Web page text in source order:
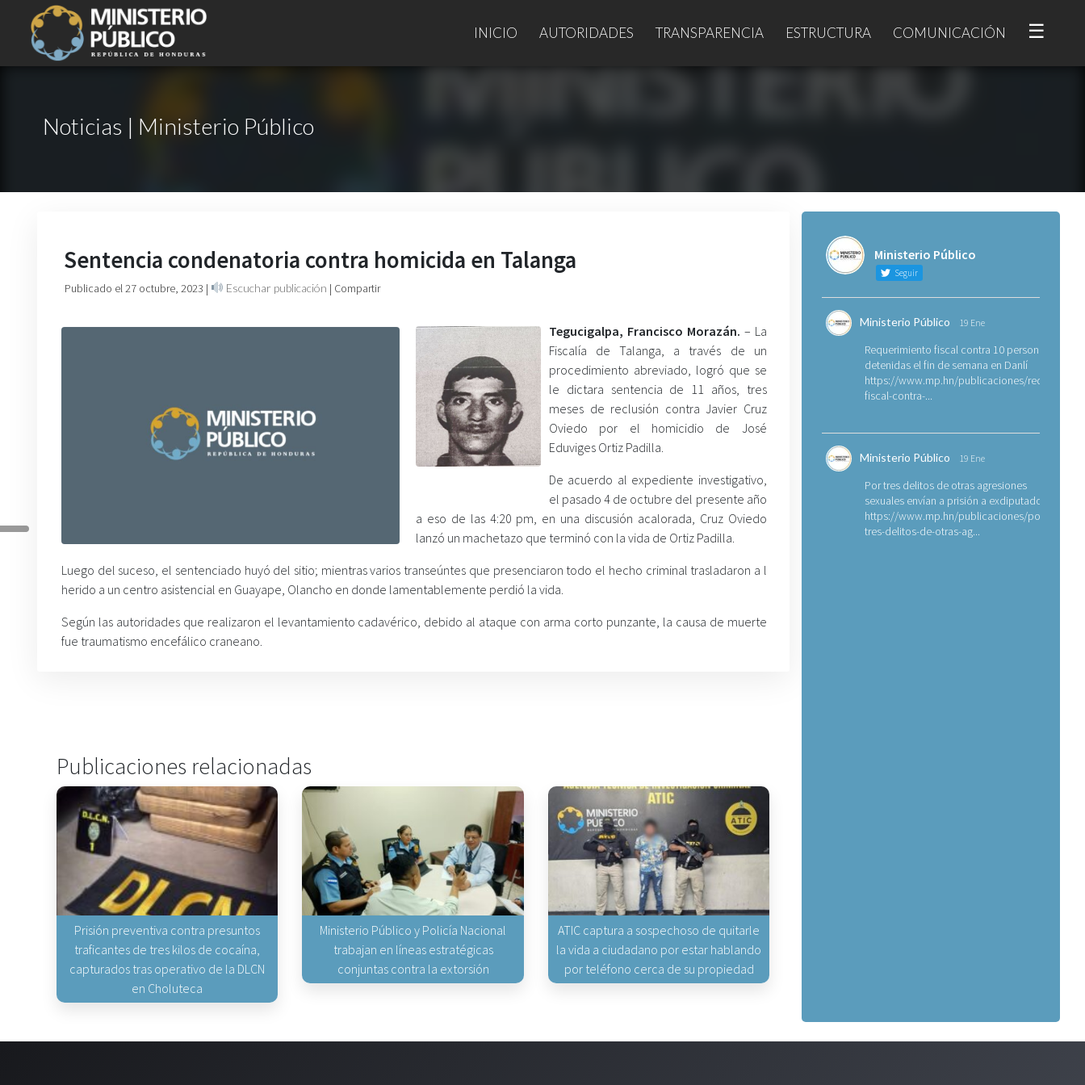
INICIO AUTORIDADES TRANSPARENCIA ESTRUCTURA COMUNICACIÓN ☰
Noticias | Ministerio Público
Sentencia condenatoria contra homicida en Talanga
Publicado el 27 octubre, 2023 | Escuchar publicación | Compartir
Tegucigalpa, Francisco Morazán. – La
Fiscalía de Talanga, a través de un
procedimiento abreviado, logró que se
le dictara sentencia de 11 años, tres
meses de reclusión contra Javier Cruz
Oviedo por el homicidio de José
Eduviges Ortiz Padilla.
De acuerdo al expediente investigativo,
el pasado 4 de octubre del presente año
a eso de las 4:20 pm, en una discusión acalorada, Cruz Oviedo
lanzó un machetazo que terminó con la vida de Ortiz Padilla.
Luego del suceso, el sentenciado huyó del sitio; mientras varios transeúntes que presenciaron todo el hecho criminal trasladaron a l
herido a un centro asistencial en Guayape, Olancho en donde lamentablemente perdió la vida.
Según las autoridades que realizaron el levantamiento cadavérico, debido al ataque con arma corto punzante, la causa de muerte
fue traumatismo encefálico craneano.
Publicaciones relacionadas
Prisión preventiva contra presuntos
traficantes de tres kilos de cocaína,
capturados tras operativo de la DLCN
en Choluteca
Ministerio Público y Policía Nacional
trabajan en líneas estratégicas
conjuntas contra la extorsión
ATIC captura a sospechoso de quitarle
la vida a ciudadano por estar hablando
por teléfono cerca de su propiedad
Ministerio Público
Seguir
Ministerio Público 19 Ene
Requerimiento fiscal contra 10 personas
detenidas el fin de semana en Danlí
https://www.mp.hn/publicaciones/
fiscal-contra-...
Ministerio Público 19 Ene
Por tres delitos de otras agresiones
sexuales envían a prisión a exdiputado
https://www.mp.hn/publicaciones/por-
tres-delitos-de-otras-ag...